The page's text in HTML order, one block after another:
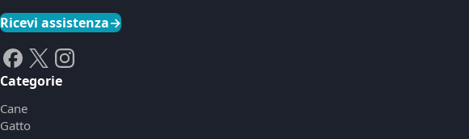
Ricevi assistenza→
Categorie
Cane
Gatto